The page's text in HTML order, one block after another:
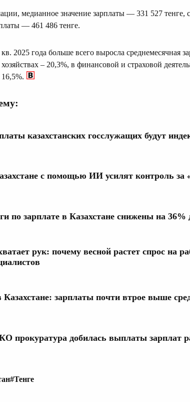
медианное значение зарплаты — 331 527 тенге,
— 461 486 тенге.
2025 года больше всего выросла среднемесячная
– 20,3%, в финансовой и страховой
казахстанских госслужащих будут
с помощью ИИ усилят контроль за
по зарплате в Казахстане снижены на 36%
рук: почему весной растет спрос на
зарплаты почти втрое выше
прокуратура добилась выплаты зарплат
#Тенге